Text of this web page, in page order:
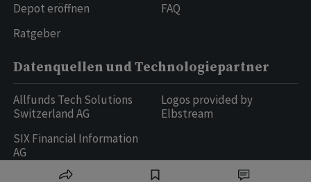
Depot eröffnen
Ratgeber
FAQ
Datenquellen und Technologiepartner
Allfunds Tech Solutions
Switzerland AG
SIX Financial Information
AG
Logos provided by
Elbstream